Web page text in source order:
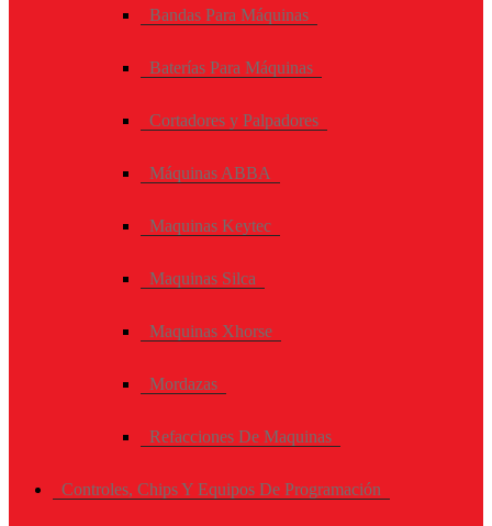
Bandas Para Máquinas
Baterías Para Máquinas
Cortadores y Palpadores
Máquinas ABBA
Maquinas Keytec
Maquinas Silca
Maquinas Xhorse
Mordazas
Refacciones De Maquinas
Controles, Chips Y Equipos De Programación